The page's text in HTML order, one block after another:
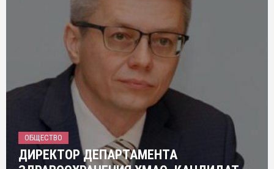
ОБЩЕСТВО
ДИРЕКТОР ДЕПАРТАМЕНТА